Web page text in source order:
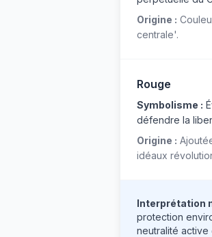
Origine :
centrale'.
Rouge
Symbolisme :
défendre la
Origine :
idéaux
Interprétation
protection
neutralité